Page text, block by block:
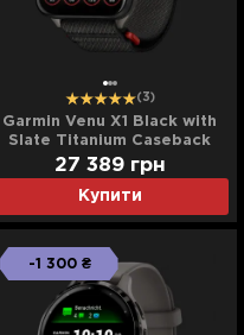
(3)
Garmin Venu X1 Black with
Slate Titanium Caseback
and Black ComfortFit Nylon
Band (010-02980-00/02)
Купити
27 389 грн
-1 300 ₴